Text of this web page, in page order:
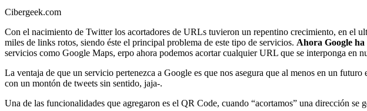
Cibergeek.com
Con el nacimiento de Twitter los acortadores de URLs tuvieron un repentino crecimiento, en el
miles de links rotos, siendo éste el principal problema de este tipo de servicios. Ahora Google
servicios como Google Maps, erpo ahora podemos acortar cualquier URL que se interponga en
La ventaja de que un servicio pertenezca a Google es que nos asegura que al menos en un
con un montón de tweets sin sentido, jaja-.
Una de las funcionalidades que agregaron es el QR Code, cuando “acortamos” una dirección